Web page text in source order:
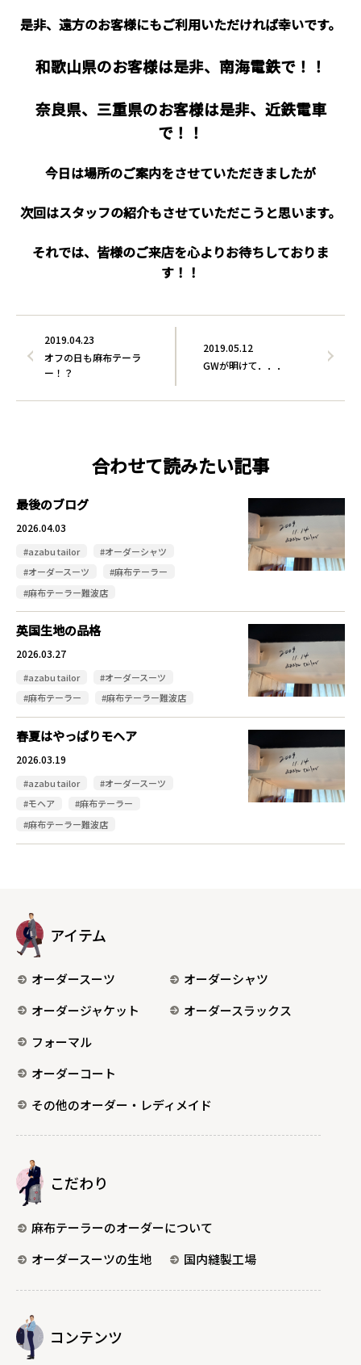
是非、遠方のお客様にもご利用いただければ幸いです。
和歌山県のお客様は是非、南海電鉄で！！
奈良県、三重県のお客様は是非、近鉄電車
で！！
今日は場所のご案内をさせていただきましたが
次回はスタッフの紹介もさせていただこうと思います。
それでは、皆様のご来店を心よりお待ちしておりま
す！！
2019.05.12
GWが明けて．．．
2019.04.23
オフの日も麻布テーラ
ー！？
合わせて読みたい記事
最後のブログ
2026.04.03
#azabu tailor
#オーダーシャツ
#オーダースーツ
#麻布テーラー
#麻布テーラー難波店
英国生地の品格
2026.03.27
#azabu tailor
#オーダースーツ
#麻布テーラー
#麻布テーラー難波店
春夏はやっぱりモヘア
2026.03.19
#azabu tailor
#オーダースーツ
#モヘア
#麻布テーラー
#麻布テーラー難波店
アイテム
オーダースーツ
オーダーシャツ
オーダージャケット
オーダースラックス
フォーマル
オーダーコート
その他のオーダー・レディメイド
こだわり
麻布テーラーのオーダーについて
オーダースーツの生地
国内縫製工場
コンテンツ